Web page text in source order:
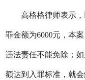
高格格律师表示，
罪金额为6000元，本
违法责任不能免除；
额达到入罪标准，就